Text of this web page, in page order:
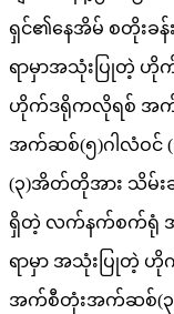
ရှင်၏နေအိမ် စတိုးခန်
ရာမှာအသုံးပြုတဲ့ ဟို
ဟိုက်ဒရိုကလိုရစ် အက်ဆ
အက်ဆစ်(၅)ဂါလံဝင် (
(၃)အိတ်တိုအား သိမ်း
ရှိတဲ့ လက်နက်စက်ရုံ အ
ရာမှာ အသုံးပြုတဲ့ ဟို
အက်စီတုံးအက်ဆစ်(၃)